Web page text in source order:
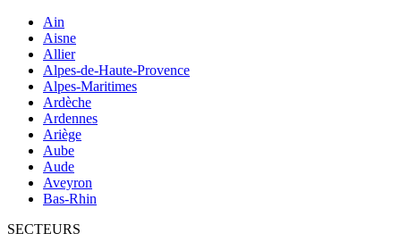
Ain
Aisne
Allier
Alpes-de-Haute-Provence
Alpes-Maritimes
Ardèche
Ardennes
Ariège
Aube
Aude
Aveyron
Bas-Rhin
SECTEURS